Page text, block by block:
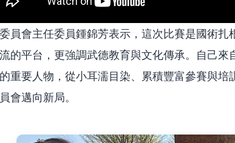
委員會主任委員鍾錦芳表示，這次比賽是國術
的平台，更強調武德教育與文化傳承。自己
重要人物，從小耳濡目染、累積豐富參賽與
會邁向新局。